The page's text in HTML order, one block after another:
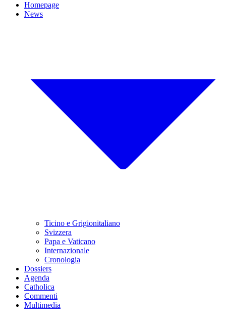
Homepage
News
Ticino e Grigionitaliano
Svizzera
Papa e Vaticano
Internazionale
Cronologia
Dossiers
Agenda
Catholica
Commenti
Multimedia